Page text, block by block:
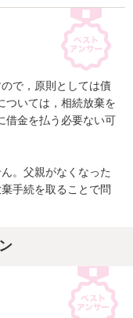
で，原則としては債
ついては，相続放棄を
借金を払う必要ない可
。父親がなくなった
手続を取ることで問